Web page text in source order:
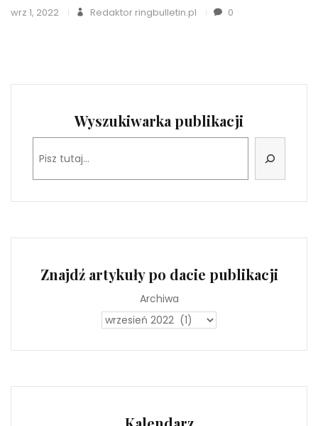
wrz 1, 2022 Redaktor ringbulletin.pl 0
Wyszukiwarka publikacji
Znajdź artykuły po dacie publikacji
Archiwa